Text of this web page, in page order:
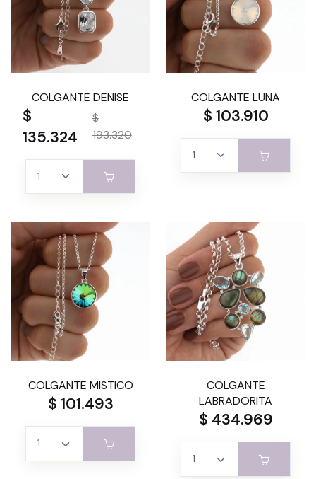
COLGANTE DENISE
$
135.324
$
193.320
COLGANTE LUNA
$ 103.910
COLGANTE MISTICO
$ 101.493
COLGANTE
LABRADORITA
$ 434.969